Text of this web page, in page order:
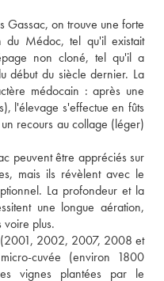
Gassac, on trouve une forte
du Médoc, tel qu'il existait
non cloné, tel qu'il a
début du siècle dernier. La
médocain : après une
l'élevage s'effectue en fûts
recours au collage (léger)
peuvent être appréciés sur
mais ils révèlent avec le
La profondeur et la
une longue aération,
voire plus.
(2001, 2002, 2007, 2008 et
cuvée (environ 1800
vignes plantées par le